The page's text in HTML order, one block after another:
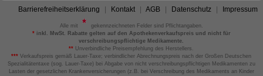
Barrierefreiheitserklärung Kontakt AGB Datenschutz Impressum
Alle mit
gekennzeichneten Felder sind Pflichtangaben.
*inkl. MwSt. Rabatte gelten auf den Apothekenverkaufspreis und nicht für
verschreibungspflichtige Medikamente.
** Unverbindliche Preisempfehlung des Herstellers.
*** Verkaufspreis gemäß Lauer-Taxe; verbindlicher Abrechnungspreis nach der Großen Deutschen
Spezialitätentaxe (sog. Lauer-Taxe) bei Abgabe von nicht verschreibungspflichtigen Medikamenten zu
Lasten der gesetzlichen Krankenversicherungen (z.B. bei Verschreibung des Medikaments an Kinder